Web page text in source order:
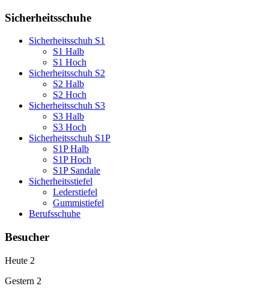
Sicherheitsschuhe
Sicherheitsschuh S1
S1 Halb
S1 Hoch
Sicherheitsschuh S2
S2 Halb
S2 Hoch
Sicherheitsschuh S3
S3 Halb
S3 Hoch
Sicherheitsschuh S1P
S1P Halb
S1P Hoch
S1P Sandale
Sicherheitsstiefel
Lederstiefel
Gummistiefel
Berufsschuhe
Besucher
Heute 2
Gestern 2